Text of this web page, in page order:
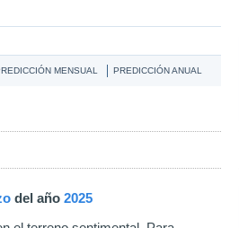
MENSUAL PREDICCIÓN ANUAL
del año 2025